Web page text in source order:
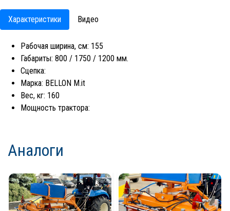
Характеристики Видео
Рабочая ширина, см: 155
Габариты: 800 / 1750 / 1200 мм.
Сцепка:
Марка: BELLON M.it
Вес, кг: 160
Мощность трактора:
Аналоги